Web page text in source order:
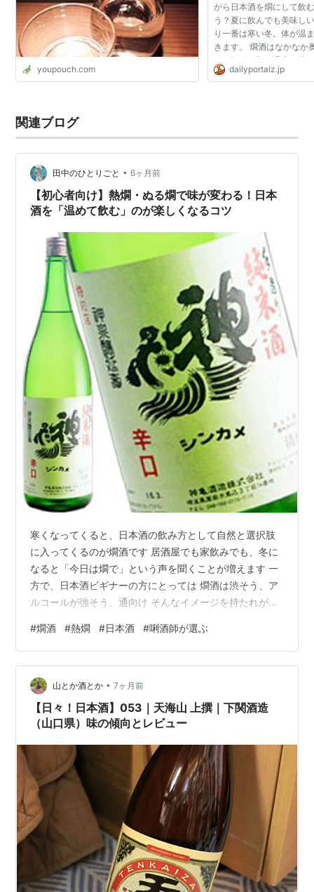
youpouch.com
がら日本酒を燗にして飲
う？夏に飲んでも美味し
り一番は寒い冬。体が温
きます。 燗酒はなかなか
て、酒の種類や温度、使
香りも格段に違ってきま
dailyportalz.jp
関連ブログ
田中のひとりごと • 6ヶ月前
【初心者向け】熱燗・ぬる燗で味が変わる！日本
酒を「温めて飲む」のが楽しくなるコツ
寒くなってくると、日本酒の飲み方として自然と選択肢
に入ってくるのが燗酒です 居酒屋でも家飲みでも、冬に
なると「今日は燗で」という声を聞くことが増えます 一
方で、日本酒ビギナーの方にとっては 燗酒は渋そう、ア
ルコールが強そう、通向け そんなイメージを持たれがち
く、わかりやすく楽しむための飲み方のひとつです 温度
を変えるだけで味わいがはっきり変わるのも、日本酒な
らではの面白さだと思います 燗酒とは何か 燗酒とは、日
本酒を人肌以上に温めて飲むスタイルの総称です 明確な
定義があるわけではなく、温度帯ごとに呼び名が付いて
います 実は冷酒や常温よりも、細…
#燗酒 #熱燗 #日本酒 #唎酒師が選ぶ
山とか酒とか • 7ヶ月前
【日々！日本酒】053｜天海山 上撰｜下関酒造
（山口県）味の傾向とレビュー